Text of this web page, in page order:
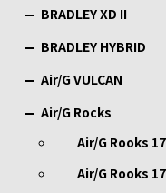
BRADLEY XD II
BRADLEY HYBRID
Air/G VULCAN
Air/G Rocks
Air/G Rooks
Air/G Rooks